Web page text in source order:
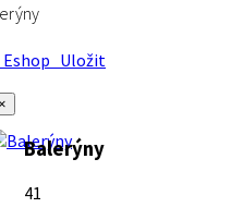
Uložit
Balerýny
41